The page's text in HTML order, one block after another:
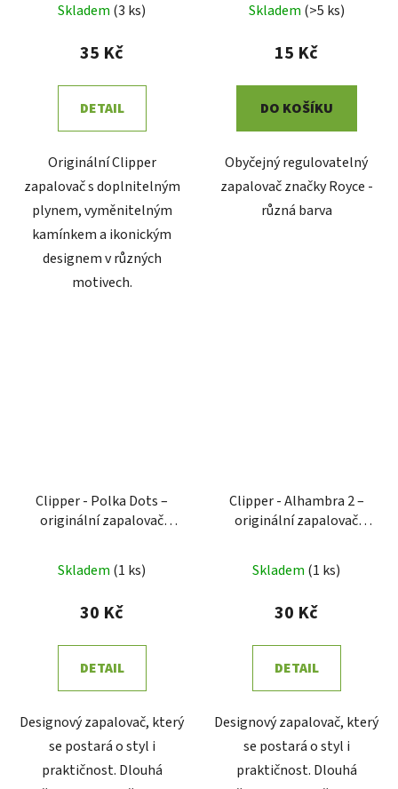
Skladem (3 ks)
35 Kč
DETAIL
Originální Clipper
zapalovač s doplnitelným
plynem, vyměnitelným
kamínkem a ikonickým
designem v různých
motivech.
Skladem (>5 ks)
15 Kč
DO KOŠÍKU
Obyčejný regulovatelný
zapalovač značky Royce -
různá barva
Clipper - Polka Dots –
originální zapalovač
Skladem (1 ks)
30 Kč
DETAIL
Designový zapalovač, který
se postará o styl i
praktičnost. Dlouhá
Clipper - Alhambra 2 –
originální zapalovač
Skladem (1 ks)
30 Kč
DETAIL
Designový zapalovač, který
se postará o styl i
praktičnost. Dlouhá